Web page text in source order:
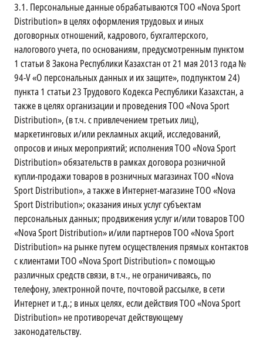
3.1. Персональные данные обрабатываются ТОО «Nova Sport
Distribution» в целях оформления трудовых и иных
договорных отношений, кадрового, бухгалтерского,
налогового учета, по основаниям, предусмотренным пунктом
1 статьи 8 Закона Республики Казахстан от 21 мая 2013 года №
94-V «О персональных данных и их защите», подпунктом 24)
пункта 1 статьи 23 Трудового Кодекса Республики Казахстан, а
также в целях организации и проведения ТОО «Nova Sport
Distribution», (в т.ч. с привлечением третьих лиц),
маркетинговых и/или рекламных акций, исследований,
опросов и иных мероприятий; исполнения ТОО «Nova Sport
Distribution» обязательств в рамках договора розничной
купли-продажи товаров в розничных магазинах ТОО «Nova
Sport Distribution», а также в Интернет-магазине ТОО «Nova
Sport Distribution»; оказания иных услуг субъектам
персональных данных; продвижения услуг и/или товаров ТОО
«Nova Sport Distribution» и/или партнеров ТОО «Nova Sport
Distribution» на рынке путем осуществления прямых контактов
с клиентами ТОО «Nova Sport Distribution» с помощью
различных средств связи, в т.ч., не ограничиваясь, по
телефону, электронной почте, почтовой рассылке, в сети
Интернет и т.д.; в иных целях, если действия ТОО «Nova Sport
Distribution» не противоречат действующему
законодательству.